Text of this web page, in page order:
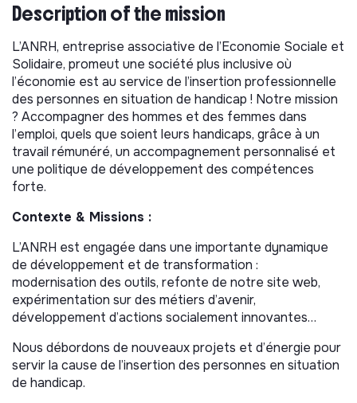
Description of the mission
L’ANRH, entreprise associative de l’Economie Sociale et
Solidaire, promeut une société plus inclusive où
l’économie est au service de l’insertion professionnelle
des personnes en situation de handicap ! Notre mission
? Accompagner des hommes et des femmes dans
l’emploi, quels que soient leurs handicaps, grâce à un
travail rémunéré, un accompagnement personnalisé et
une politique de développement des compétences
forte.
Contexte & Missions :
L’ANRH est engagée dans une importante dynamique
de développement et de transformation :
modernisation des outils, refonte de notre site web,
expérimentation sur des métiers d’avenir,
développement d’actions socialement innovantes…
Nous débordons de nouveaux projets et d’énergie pour
servir la cause de l’insertion des personnes en situation
de handicap.